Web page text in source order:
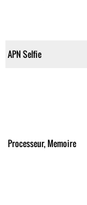
APN Selfie
Processeur, Memoire